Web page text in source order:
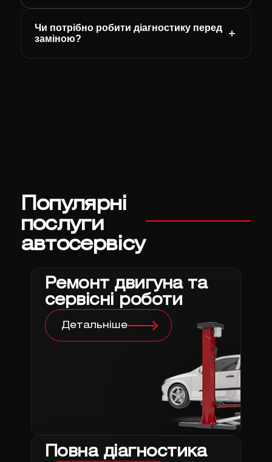
Чи потрібно робити діагностику перед
заміною?
Популярні
послуги
автосервісу
Ремонт двигуна та
сервісні роботи
Детальніше
Повна діагностика